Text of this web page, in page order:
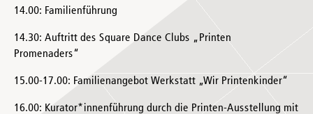
14.00: Familienführung
14.30: Auftritt des Square Dance Clubs „Printen
Promenaders“
15.00-17.00: Familienangebot Werkstatt „Wir Printenkinder“
16.00: Kurator*innenführung durch die Printen-Ausstellung mit